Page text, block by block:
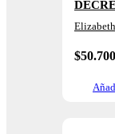
$50.700